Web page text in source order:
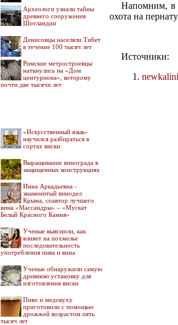
Археологи узнали тайны
древнего сооружения
Шотландии
Денисовцы населяли Тибет
в течение 100 тысяч лет
Римские метростроевцы
наткнулись на «Дом
центуриона», которому
почти две тысячи лет
«Искусственный язык»
научился разбираться в
сортах виски
Выращивание винограда в
защищенных конструкциях
Инна Аркадьевна -
знаменитый винодел
Крыма, соавтор лучшего
вина «Массандры» – «Мускат
Белый Красного Камня»
Ученые выяснили, как
влияет на похмелье
последовательность
употребления пива и вина
Ученые обнаружили самую
древнюю установку для
изготовления виски
Пиво и медовуху
приготовили с помощью
дрожжей возрастом пять
тысяч лет
Напомним, в
охота на
Источники: